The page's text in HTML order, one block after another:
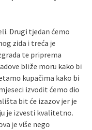
Drugi tjedan ćemo
zida i treća je
te priprema
bliže moru kako bi
kupačima kako bi
izvodit ćemo dio
bit će izazov jer je
je izvesti kvalitetno.
je više nego